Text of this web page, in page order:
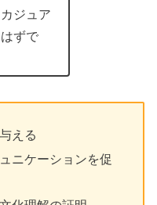
ジュア
ずで
える
ニケーションを促